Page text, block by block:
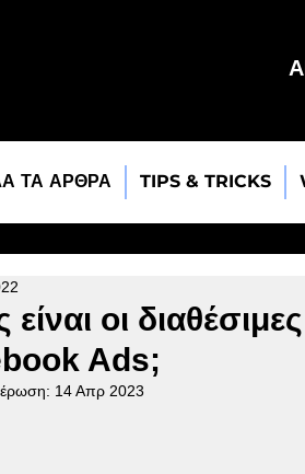
ΤΑ ΑΡΘΡΑ TIPS & TRICKS
είναι οι
Ads;
14 Απρ 2023